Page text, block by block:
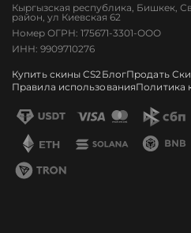
Кыргызская республика, Бишкек,
район, ул Киевская 62
Номер ОГРН: 175671-3301-ООО
ИНН: 9909710276
Купить скины CS2 БлогПродать
Правила использованияПолитика